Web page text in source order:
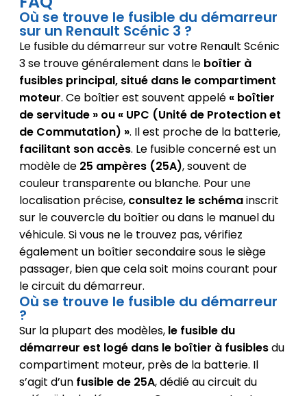
Où se trouve le fusible du démarreur
sur un Renault Scénic 3 ?
Le fusible du démarreur sur votre Renault Scénic
3 se trouve généralement dans le boîtier à
fusibles principal, situé dans le compartiment
moteur. Ce boîtier est souvent appelé « boîtier
de servitude » ou « UPC (Unité de Protection et
de Commutation) ». Il est proche de la batterie,
facilitant son accès. Le fusible concerné est un
modèle de 25 ampères (25A), souvent de
couleur transparente ou blanche. Pour une
localisation précise, consultez le schémainscrit
sur le couvercle du boîtier ou dans le manuel du
véhicule. Si vous ne le trouvez pas, vérifiez
également un boîtier secondaire sous le siège
passager, bien que cela soit moins courant pour
le circuit du démarreur.
Où se trouve le fusible du démarreur
?
Sur la plupart des modèles, le fusible du
démarreur est logé dans le boîtier à fusiblesdu
compartiment moteur, près de la batterie. Il
s’agit d’un fusible de 25A, dédié au circuit du